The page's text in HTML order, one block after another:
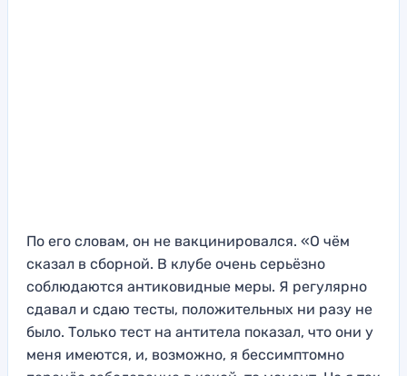
По его словам, он не вакцинировался. «О чём
сказал в сборной. В клубе очень серьёзно
соблюдаются антиковидные меры. Я регулярно
сдавал и сдаю тесты, положительных ни разу не
было. Только тест на антитела показал, что они у
меня имеются, и, возможно, я бессимптомно